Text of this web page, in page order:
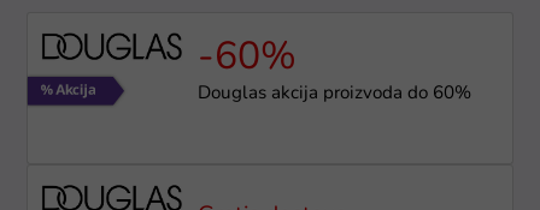
-60%
Douglas akcija proizvoda do 60%